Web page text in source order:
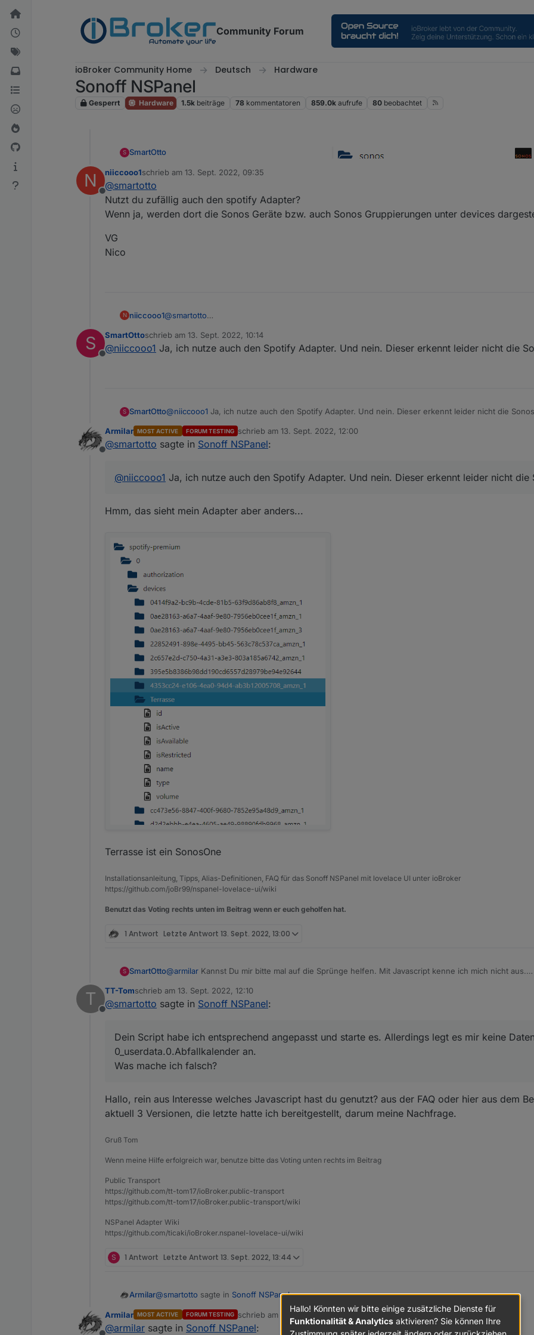
Weiter zum Inhalt
Community Forum
ioBroker Community Home Deutsch Hardware
Sonoff NSPanel
Gesperrt Hardware 1.5k beiträge 78 kommentatoren 859.0k aufrufe 80 beobachtet
S SmartOtto
N
Offline
niiccooo1schrieb am 13. Sept. 2022, 09:35
zuletzt editiert von
@smartotto
Nutzt du zufällig auch den spotify Adapter?
Wenn ja, werden dort die Sonos Geräte bzw. auch Sonos Gruppierungen unter devices
VG
Nico
N niiccooo1@smartotto
Wenn ja, werden dort die Sonos Geräte bzw. auch Sonos Gruppierungen unter devices dargestellt?
VG
Nico
S
Offline
SmartOttoschrieb am 13. Sept. 2022, 10:14
zuletzt editiert von
@niiccooo1 Ja, ich nutze auch den Spotify Adapter. Und nein. Dieser erkennt leider nicht die
S SmartOtto@niiccooo1 Ja, ich nutze auch den Spotify Adapter. Und nein. Dieser erkennt leider nicht die
Offline
Armilar MOST ACTIVE FORUM TESTING schrieb am13. Sept. 2022, 12:00
zuletzt editiert von
@smartotto sagte in Sonoff NSPanel:
@niiccooo1 Ja, ich nutze auch den Spotify Adapter. Und nein. Dieser erkennt leider nicht die
Hmm, das sieht mein Adapter aber anders...
Terrasse ist ein SonosOne
Installationsanleitung, Tipps, Alias-Definitionen, FAQ für das Sonoff NSPanel mit lovelace UI unter ioBroker
https://github.com/joBr99/nspanel-lovelace-ui/wiki
Benutzt das Voting rechts unten im Beitrag wenn er euch geholfen hat.
1 Antwort Letzte Antwort 13. Sept. 2022, 13:00
S SmartOtto@armilar Kannst Du mir bitte mal auf die Sprünge helfen. Mit Javascript kenne ich mich nicht aus.
Dein Script habe ich entsprechend angepasst und starte es. Allerdings legt es mir keine
0_userdata.0.Abfallkalender an.
T
Offline
TT-Tomschrieb am 13. Sept. 2022, 12:10
zuletzt editiert von
@smartotto sagte in Sonoff NSPanel:
Dein Script habe ich entsprechend angepasst und starte es. Allerdings legt es mir keine
0_userdata.0.Abfallkalender an.
Was mache ich falsch?
Hallo, rein aus Interesse welches Javascript hast du genutzt? aus der FAQ oder hier aus dem
aktuell 3 Versionen, die letzte hatte ich bereitgestellt, darum meine Nachfrage.
Gruß Tom
Wenn meine Hilfe erfolgreich war, benutze bitte das Voting unten rechts im Beitrag
Public Transport
https://github.com/tt-tom17/ioBroker.public-transport
https://github.com/tt-tom17/ioBroker.public-transport/wiki
NSPanel Adapter Wiki
https://github.com/ticaki/ioBroker.nspanel-lovelace-ui/wiki
S 1 Antwort Letzte Antwort 13. Sept. 2022, 13:44
Armilar@smartotto sagte in Sonoff NSPanel:
@ niiccooo1Ja, ich nutze auch den Spotify Adapter. Und nein. Dieser erkennt leider nicht die Sonos
Armilar MOST ACTIVE FORUM TESTING schrieb am 13. Sept. 2022, 13:00
zuletzt editiert von
@armilar sagte in Sonoff NSPanel:
Hallo! Könnten wir bitte einige zusätzliche Dienste für
Funktionalität & Analytics aktivieren? Sie können Ihre